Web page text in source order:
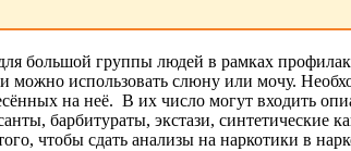
большой группы людей в рамках
можно использовать слюну или мочу.
на неё. В их число могут входить
барбитураты, экстази,
чтобы сдать анализы на наркотики в